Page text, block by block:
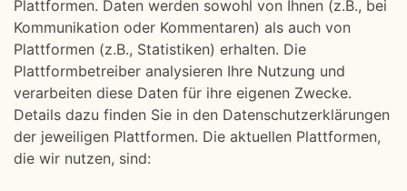
Plattformen. Daten werden sowohl von Ihnen (z.B., bei
Kommunikation oder Kommentaren) als auch von
Plattformen (z.B., Statistiken) erhalten. Die
Plattformbetreiber analysieren Ihre Nutzung und
verarbeiten diese Daten für ihre eigenen Zwecke.
Details dazu finden Sie in den Datenschutzerklärungen
der jeweiligen Plattformen. Die aktuellen Plattformen,
die wir nutzen, sind: